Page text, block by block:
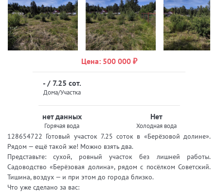
Цена: 500 000 ₽
- / 7.25 сот.
Дома/Участка
нет данных
Горячая вода
Нет
Холодная вода
128654722 Готовый участок 7.25 соток в «Берёзовой долине».
Рядом — ещё такой же! Можно взять два.
Представьте: сухой, ровный участок без лишней работы.
Садоводство «Берёзовая долина», рядом с посёлком Советский.
Тишина, воздух — и при этом до города близко.
Что уже сделано за вас: